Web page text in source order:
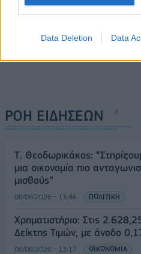
Data Deletion Data
ΡΟΗ ΕΙΔΗΣΕΩΝ
Τ. Θεοδωρικάκος:
μια οικονομία πιο
μισθούς”
06/08/2026 - 13:46 ΠΟΛΙΤΙΚΗ
Χρηματιστήριο: Στις
Δείκτης Τιμών, με άνοδο
06/08/2026 - 13:17 ΟΙΚΟΝΟΜΙΑ